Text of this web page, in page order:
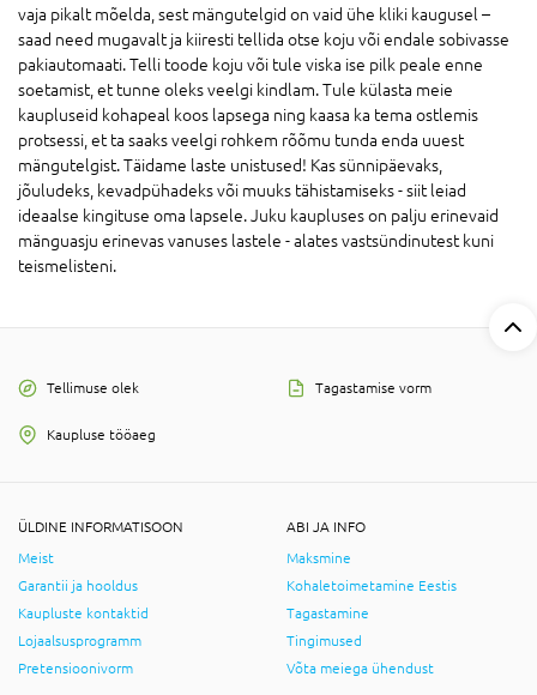
vaja pikalt mõelda, sest mängutelgid on vaid ühe kliki kaugusel –
saad need mugavalt ja kiiresti tellida otse koju või endale sobivasse
pakiautomaati. Telli toode koju või tule viska ise pilk peale enne
soetamist, et tunne oleks veelgi kindlam. Tule külasta meie
kaupluseid kohapeal koos lapsega ning kaasa ka tema ostlemis
protsessi, et ta saaks veelgi rohkem rõõmu tunda enda uuest
mängutelgist. Täidame laste unistused! Kas sünnipäevaks,
jõuludeks, kevadpühadeks või muuks tähistamiseks - siit leiad
ideaalse kingituse oma lapsele. Juku kaupluses on palju erinevaid
mänguasju erinevas vanuses lastele - alates vastsündinutest kuni
teismelisteni.
Tellimuse olek Tagastamise vorm
Kaupluse tööaeg
ÜLDINE INFORMATISOON
Meist
Garantii ja hooldus
Kaupluste kontaktid
Lojaalsusprogramm
Pretensioonivorm
ABI JA INFO
Maksmine
Kohaletoimetamine Eestis
Tagastamine
Tingimused
Võta meiega ühendust